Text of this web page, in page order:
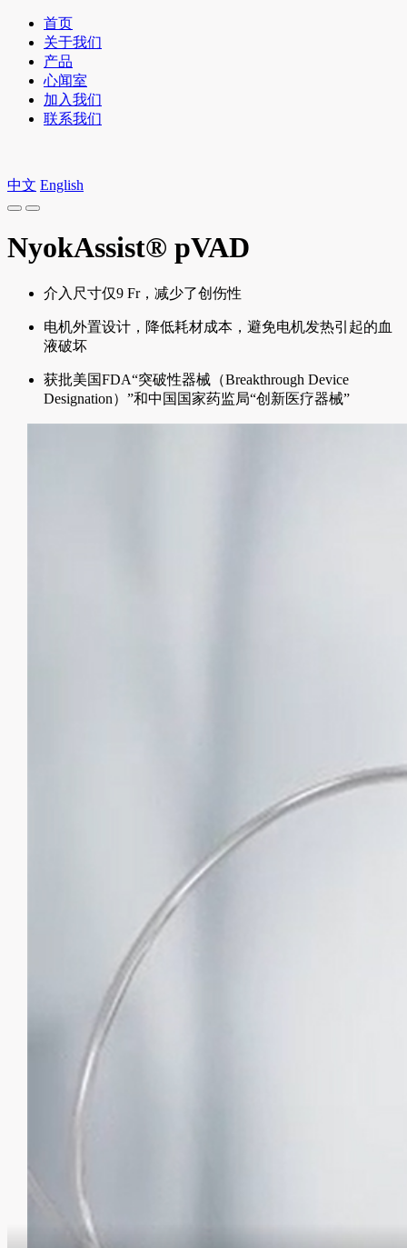
首页
关于我们
产品
心闻室
加入我们
联系我们
中文 English
NyokAssist® pVAD
介入尺寸仅9 Fr，减少了创伤性
电机外置设计，降低耗材成本，避免电机发热引起的血
液破坏
获批美国FDA“突破性器械（Breakthrough Device
Designation）”和中国国家药监局“创新医疗器械”